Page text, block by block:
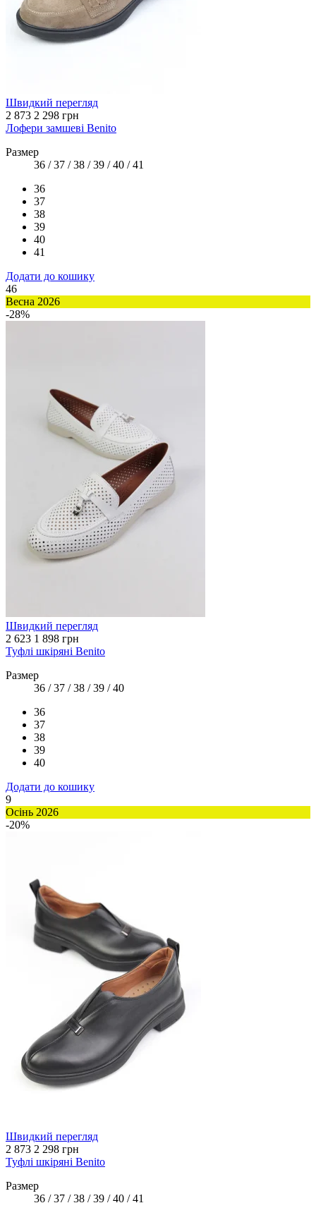
Швидкий перегляд
2 873 2 298 грн
Лофери замшеві Benito
Размер
36 / 37 / 38 / 39 / 40 / 41
36
37
38
39
40
41
Додати до кошику
46
Весна 2026
-28%
Швидкий перегляд
2 623 1 898 грн
Туфлі шкіряні Benito
Размер
36 / 37 / 38 / 39 / 40
36
37
38
39
40
Додати до кошику
9
Осінь 2026
-20%
Швидкий перегляд
2 873 2 298 грн
Туфлі шкіряні Benito
Размер
36 / 37 / 38 / 39 / 40 / 41